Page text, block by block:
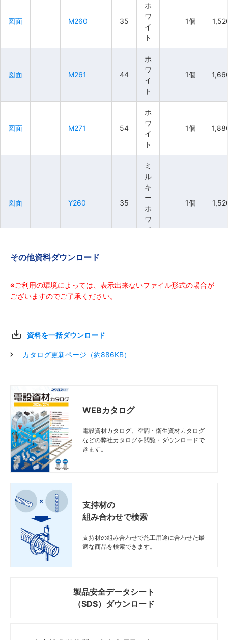
図面 M260 35
ホ
ワ
イ
ト
1個
図面 M261 44
ホ
ワ
イ
ト
1個
図面 M271 54
ホ
ワ
イ
ト
1個
図面 Y260 35
ミ
ル
キ
ー
ホ
ワ
イ
1個
図面 Y261
キ
イ
図面
ト
図面 M260 35
ホ
ワ
イ
ト
1個
図面 M261 44
ホ
ワ
イ
ト
1個
図面 M271 54
ホ
ワ
イ
ト
1個
図面 Y260 35
ミ
ル
キ
ー
ホ
ワ
イ
1個
図面 Y261
キ
イ
図面
ト
図面 M260 35
ホ
ワ
イ
ト
1個
図面 M261 44
ホ
ワ
イ
ト
1個
図面 M271 54
ホ
ワ
イ
ト
1個
図面 Y260 35
ミ
ル
キ
ー
ホ
ワ
イ
1個
図面 Y261
キ
イ
図面
ト
図面 M260 35
ホ
ワ
イ
ト
1個
図面 M261 44
ホ
ワ
イ
ト
1個
図面 M271 54
ホ
ワ
イ
ト
1個
図面 Y260 35
ミ
ル
キ
ー
ホ
ワ
イ
1個
図面 Y261
キ
イ
図面
ト
その他資料ダウンロード
※ご利用の環境によっては、表示出来ないファイル形式の場合が
ございますのでご了承ください。
資料を一括ダウンロード
カタログ更新ページ（約886KB）
WEBカタログ
電設資材カタログ、空調・衛生資材カタログ
などの弊社カタログを閲覧・ダウンロードで
きます。
支持材の
組み合わせで検索
支持材の組み合わせで施工用途に合わせた最
適な商品を検索できます。
製品安全データシート
（SDS）ダウンロード